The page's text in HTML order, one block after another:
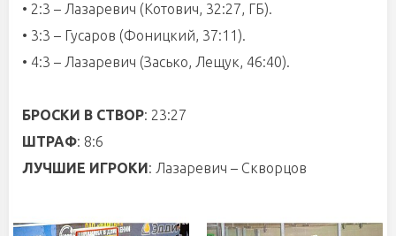
• 2:3 – Лазаревич (Котович, 32:27, ГБ).
• 3:3 – Гусаров (Фоницкий, 37:11).
• 4:3 – Лазаревич (Засько, Лещук, 46:40).
БРОСКИ В СТВОР: 23:27
ШТРАФ: 8:6
ЛУЧШИЕ ИГРОКИ: Лазаревич – Скворцов